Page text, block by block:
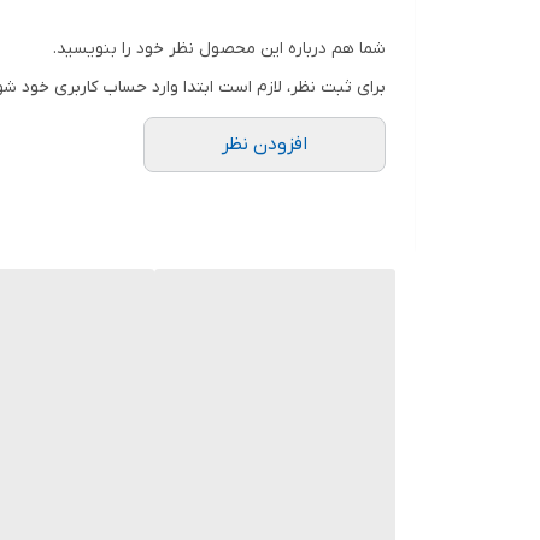
شما هم درباره این محصول نظر خود را بنویسید.
برای ثبت نظر، لازم است ابتدا وارد حساب کاربری خود
افزودن نظر